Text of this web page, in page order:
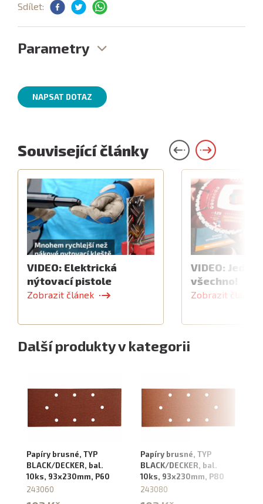
Sdílet:
Parametry
NAPSAT DOTAZ
Související články
VIDEO: Elektrická
nýtovací pistole
Zobrazit článek
VIDEO:
všechno!
Zobrazit článek
Další produkty v kategorii
Papíry brusné, TYP
BLACK/DECKER, bal.
10ks, 93x230mm, P60
243060
Papíry brusné, TYP
BLACK/DECKER, bal.
10ks, 93x230mm, P80
243080